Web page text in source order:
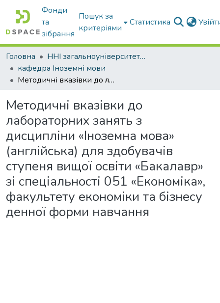
Фонди
та
зібрання
Пошук за
критеріями
Статистика
Головна
ННІ загальноуніверситетської підготовки
кафедра Іноземні мови
Методичні вказівки до лабораторних занять з дисципліни «Іноземна мова» (англійська) для здобувачів ступеня вищої освіти «Бакалавр» зі спеціальності 051 «Економіка», факультету економіки та бізнесу денної форми навчання
Методичні вказівки до
лабораторних занять з
дисципліни «Іноземна мова»
(англійська) для здобувачів
ступеня вищої освіти «Бакалавр»
зі спеціальності 051 «Економіка»,
факультету економіки та бізнесу
денної форми навчання